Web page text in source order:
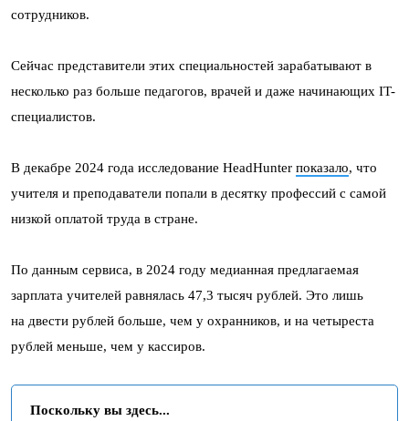
сотрудников.
Сейчас представители этих специальностей зарабатывают в
несколько раз больше педагогов, врачей и даже начинающих IT-
специалистов.
В декабре 2024 года исследование HeadHunter показало, что
учителя и преподаватели попали в десятку профессий с самой
низкой оплатой труда в стране.
По данным сервиса, в 2024 году медианная предлагаемая
зарплата учителей равнялась 47,3 тысяч рублей. Это лишь
на двести рублей больше, чем у охранников, и на четыреста
рублей меньше, чем у кассиров.
Поскольку вы здесь...